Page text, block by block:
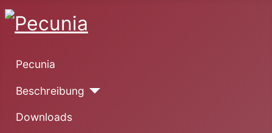
Pecunia
Beschreibung
Downloads